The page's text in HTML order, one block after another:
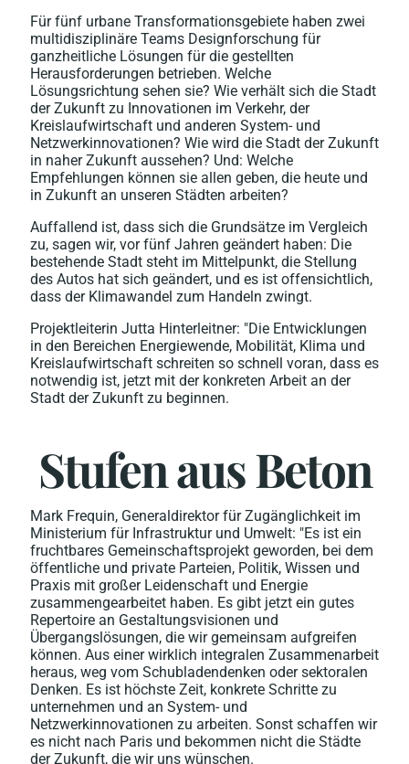
Für fünf urbane Transformationsgebiete haben zwei
multidisziplinäre Teams Designforschung für
ganzheitliche Lösungen für die gestellten
Herausforderungen betrieben. Welche
Lösungsrichtung sehen sie? Wie verhält sich die Stadt
der Zukunft zu Innovationen im Verkehr, der
Kreislaufwirtschaft und anderen System- und
Netzwerkinnovationen? Wie wird die Stadt der Zukunft
in naher Zukunft aussehen? Und: Welche
Empfehlungen können sie allen geben, die heute und
in Zukunft an unseren Städten arbeiten?
Auffallend ist, dass sich die Grundsätze im Vergleich
zu, sagen wir, vor fünf Jahren geändert haben: Die
bestehende Stadt steht im Mittelpunkt, die Stellung
des Autos hat sich geändert, und es ist offensichtlich,
dass der Klimawandel zum Handeln zwingt.
Projektleiterin Jutta Hinterleitner: "Die Entwicklungen
in den Bereichen Energiewende, Mobilität, Klima und
Kreislaufwirtschaft schreiten so schnell voran, dass es
notwendig ist, jetzt mit der konkreten Arbeit an der
Stadt der Zukunft zu beginnen.
Stufen aus Beton
Mark Frequin, Generaldirektor für Zugänglichkeit im
Ministerium für Infrastruktur und Umwelt: "Es ist ein
fruchtbares Gemeinschaftsprojekt geworden, bei dem
öffentliche und private Parteien, Politik, Wissen und
Praxis mit großer Leidenschaft und Energie
zusammengearbeitet haben. Es gibt jetzt ein gutes
Repertoire an Gestaltungsvisionen und
Übergangslösungen, die wir gemeinsam aufgreifen
können. Aus einer wirklich integralen Zusammenarbeit
heraus, weg vom Schubladendenken oder sektoralen
Denken. Es ist höchste Zeit, konkrete Schritte zu
unternehmen und an System- und
Netzwerkinnovationen zu arbeiten. Sonst schaffen wir
es nicht nach Paris und bekommen nicht die Städte
der Zukunft, die wir uns wünschen.